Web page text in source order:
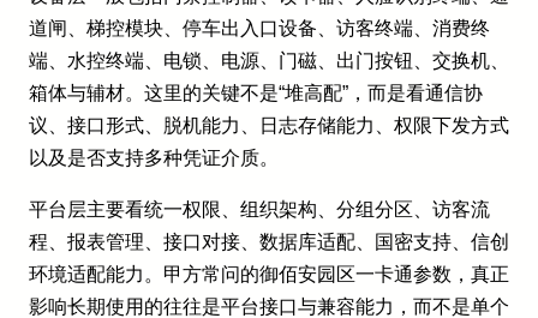
道闸、梯控模块、停车出入口设备、访客终端、消费终
端、水控终端、电锁、电源、门磁、出门按钮、交换机、
箱体与辅材。这里的关键不是“堆高配”，而是看通信协
议、接口形式、脱机能力、日志存储能力、权限下发方式
以及是否支持多种凭证介质。
平台层主要看统一权限、组织架构、分组分区、访客流
程、报表管理、接口对接、数据库适配、国密支持、信创
环境适配能力。甲方常问的御佰安园区一卡通参数，真正
影响长期使用的往往是平台接口与兼容能力，而不是单个